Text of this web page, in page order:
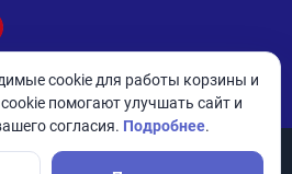
cookie для работы корзины и
помогают улучшать сайт и
согласия. Подробнее.